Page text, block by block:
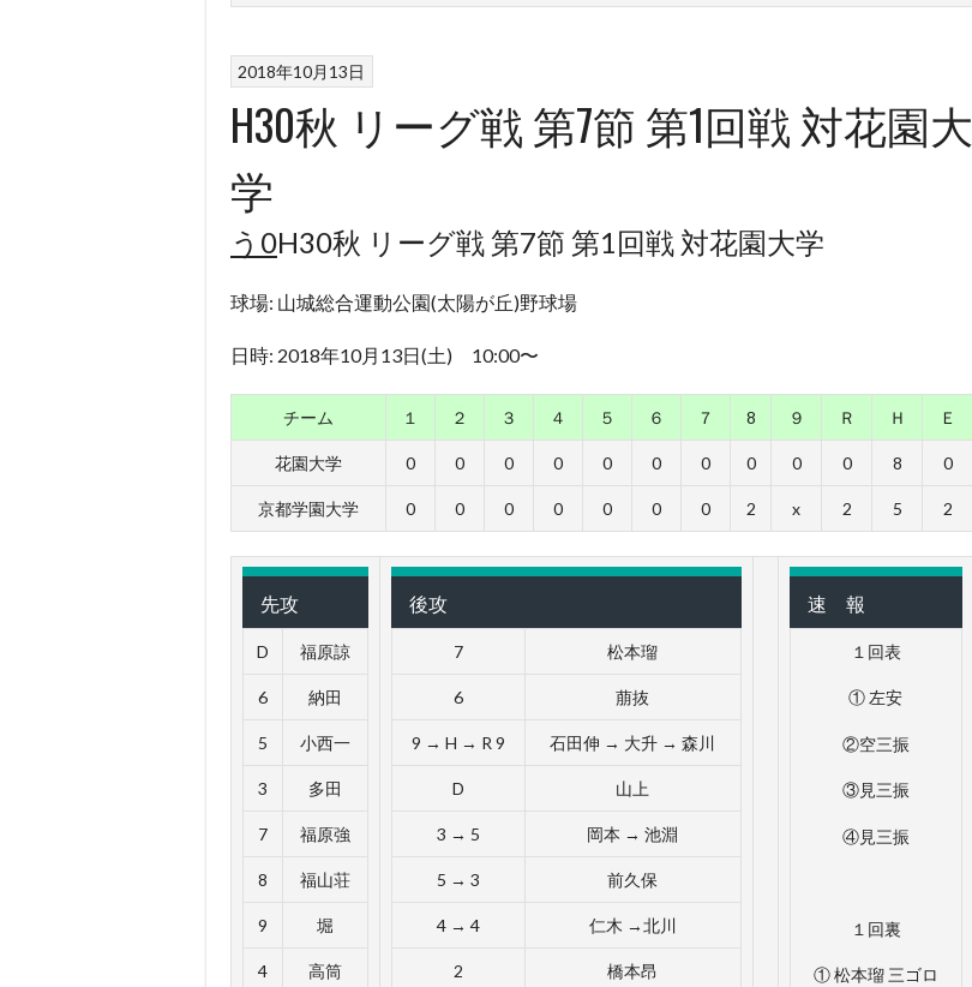
2018年10月13日
H30秋 リーグ戦 第7節 第1回戦 対花園大
学
う0H30秋 リーグ戦 第7節 第1回戦 対花園大学
球場: 山城総合運動公園(太陽が丘)野球場
日時: 2018年10月13日(土) 10:00〜
チーム １ ２ ３ ４ ５ ６ ７ 8 ９ Ｒ Ｈ Ｅ
花園大学 0 0 0 0 0 0 0 0 0 0 8 0
京都学園大学 0 0 0 0 0 0 0 2 x 2 5 2
先攻
D 福原諒
6 納田
5 小西一
3 多田
7 福原強
8 福山荘
9 堀
4 高筒
後攻
7 松本瑠
6 萠抜
9 → H → R 9 石田伸 → 大升 → 森川
D 山上
3 → 5 岡本 → 池淵
5 → 3 前久保
4 → 4 仁木 →北川
2 橋本昂
速 報
１回表
① 左安
②空三振
③見三振
④見三振
１回裏
① 松本瑠 三ゴロ